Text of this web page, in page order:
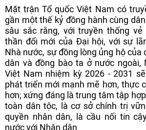
Mặt trận Tổ quốc Việt Nam có
gần một thế kỷ đồng hành cùng
sâu sắc rằng, với truyền thống
thần đổi mới của Đại hội, với sự
Nhà nước, sự đồng lòng ủng hộ của
dân và đồng bào ta ở nước ngoài,
Việt Nam nhiệm kỳ 2026 - 2031
phát triển mới mạnh mẽ hơn, thực
hơn; xứng đáng là trung tâm tập
toàn dân tộc, là cơ sở chính trị
quyền nhân dân, là cầu nối tin
nước với Nhân dân.